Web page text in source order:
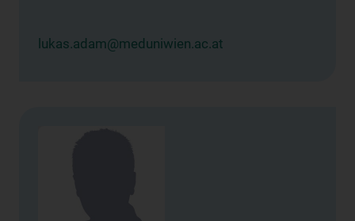
lukas.adam@meduniwien.ac.at